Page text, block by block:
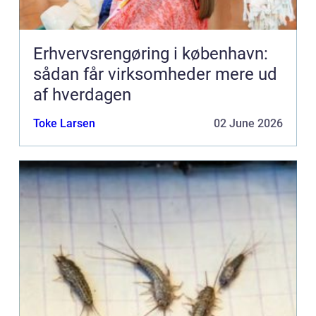
Erhvervsrengøring i københavn:
sådan får virksomheder mere ud
af hverdagen
Toke Larsen 02 June 2026